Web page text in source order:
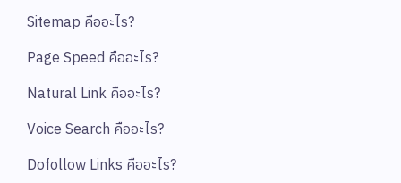
Sitemap คืออะไร?
Page Speed คืออะไร?
Natural Link คืออะไร?
Voice Search คืออะไร?
Dofollow Links คืออะไร?